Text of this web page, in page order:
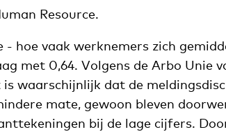
Resource.
hoe vaak werknemers zich
met 0,64. Volgens de Arbo Unie
waarschijnlijk dat de
mate, gewoon bleven
bij de lage cijfers.